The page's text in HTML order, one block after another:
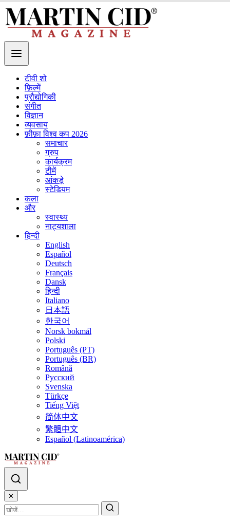
टीवी शो
फ़िल्में
प्रौद्योगिकी
संगीत
विज्ञान
व्यवसाय
फ़ीफ़ा विश्व कप 2026
समाचार
ग्रुप
कार्यक्रम
टीमें
आंकड़े
स्टेडियम
कला
और
स्वास्थ्य
नाट्यशाला
हिन्दी
English
Español
Deutsch
Français
Dansk
हिन्दी
Italiano
日本語
한국어
Norsk bokmål
Polski
Português (PT)
Português (BR)
Română
Русский
Svenska
Türkçe
Tiếng Việt
简体中文
繁體中文
Español (Latinoamérica)
✕